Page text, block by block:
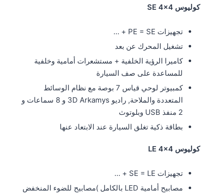
كوليوس SE 4×4
تجهيزات PE = SE + …
تشغيل المحرك عن بعد
كاميرا الرؤية الخلفية + مستشعرات أمامية وخلفية
للمساعدة على صف السيارة
كمبيوتر لوحي قياس 7 بوصة مع نظام الوسائط
المتعددة والملاحة, راديو 3D Arkamys و 8 سماعات و
2 منفذ USB وبلوتوث
بطاقة ذكية تغلق السيارة عند الابتعاد عنها
كوليوس LE 4×4
تجهيزات SE = LE + …
مصابيح أمامية LED بالكامل )مصابيح للضوء المنخفض